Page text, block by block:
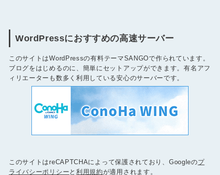
WordPressにおすすめの高速サーバー
このサイトはWordPressの有料テーマSANGOで作られています。
ブログをはじめるのに、簡単にセットアップができます。有名アフ
ィリエーターも数多く利用している安心のサーバーです。
このサイトはreCAPTCHAによって保護されており、Googleのプ
ライバシーポリシー と 利用規約が適用されます。